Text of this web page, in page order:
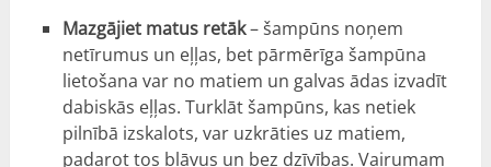
Mazgājiet matus retāk– šampūns noņem
netīrumus un eļļas, bet pārmērīga šampūna
lietošana var no matiem un galvas ādas izvadīt
dabiskās eļļas. Turklāt šampūns, kas netiek
pilnībā izskalots, var uzkrāties uz matiem,
padarot tos blāvus un bez dzīvības. Vairumam